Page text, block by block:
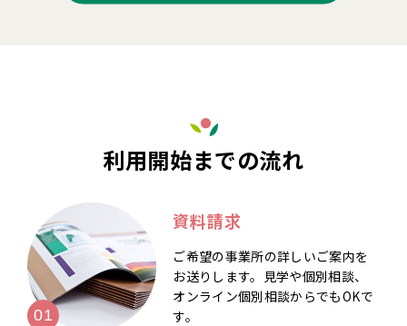
利用開始までの流れ
資料請求
ご希望の事業所の詳しいご案内を
お送りします。見学や個別相談、
オンライン個別相談からでもOKで
す。